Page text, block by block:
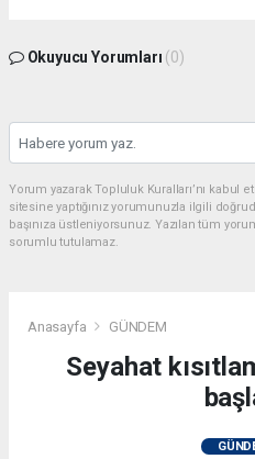
Okuyucu Yorumları (0)
Yorum yazarak Topluluk Kuralları’nı
sitesine yaptığınız yorumunuzla ilgili
başınıza üstleniyorsunuz. Yazılan tüm
sorumlu tutulamaz.
Anasayfa GÜNDEM
Seyahat